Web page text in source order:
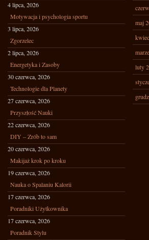
4 lipca, 2026
Motywacja i psychologia sportu
3 lipca, 2026
Zgorzelec
2 lipca, 2026
Energetyka i Zasoby
30 czerwca, 2026
Technologie dla Planety
27 czerwca, 2026
Przyszłość Nauki
22 czerwca, 2026
DIY – Zrób to sam
20 czerwca, 2026
Makijaż krok po kroku
19 czerwca, 2026
Nauka o Spalaniu Kalorii
17 czerwca, 2026
Poradniki Użytkownika
17 czerwca, 2026
Poradnik Stylu
maj
luty